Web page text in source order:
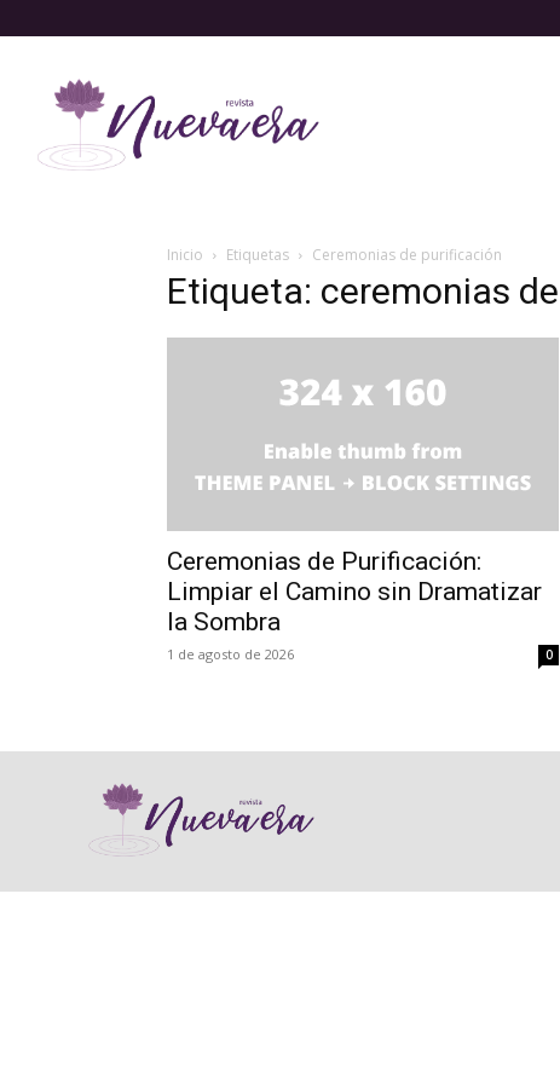
Inicio Etiquetas Ceremonias de purificación
Etiqueta: ceremonias
Ceremonias de Purificación:
Limpiar el Camino sin Dramatizar
la Sombra
1 de agosto de 2026 0